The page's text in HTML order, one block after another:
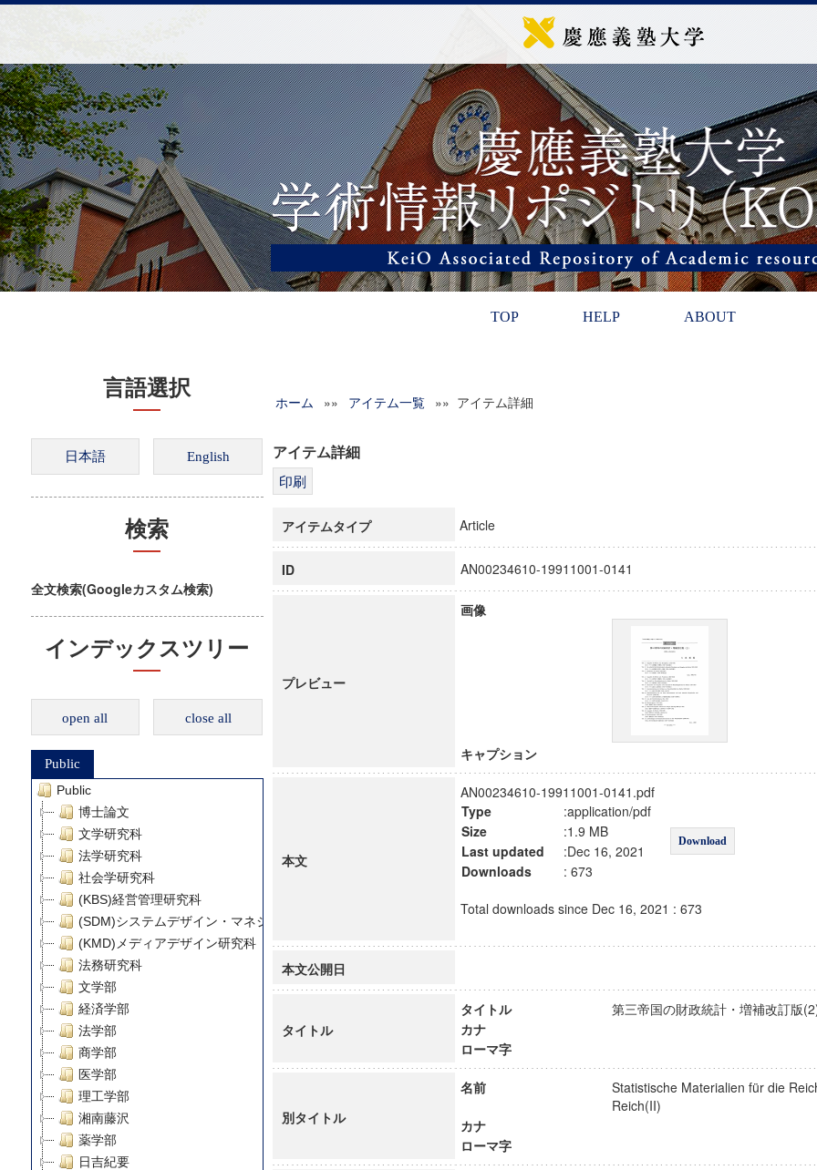
TOP HELP ABOUT
言語選択
検索
全文検索(Googleカスタム検索)
インデックスツリー
open all close all
Public
Public
博士論文
文学研究科
法学研究科
社会学研究科
(KBS)経営管理研究科
(SDM)システムデザイン・マネジメント研究科
(KMD)メディアデザイン研究科
法務研究科
文学部
経済学部
法学部
商学部
医学部
理工学部
湘南藤沢
薬学部
日吉紀要
ホーム »» アイテム一覧 »» アイテム詳細
アイテム詳細
アイテムタイプ Article
ID AN00234610-19911001-0141
プレビュー
画像
キャプション
本文
AN00234610-19911001-0141.pdf
Type
:application/pdf
Download
Size
:1.9 MB
Last updated
:Dec 16, 2021
Downloads
: 673
Total downloads since Dec 16, 2021 : 673
本文公開日
タイトル
タイトル
第三帝国の財政統計・増補改訂
カナ
ローマ字
別タイトル
名前
Statistische Materialien für die
Reich(II)
カナ
ローマ字